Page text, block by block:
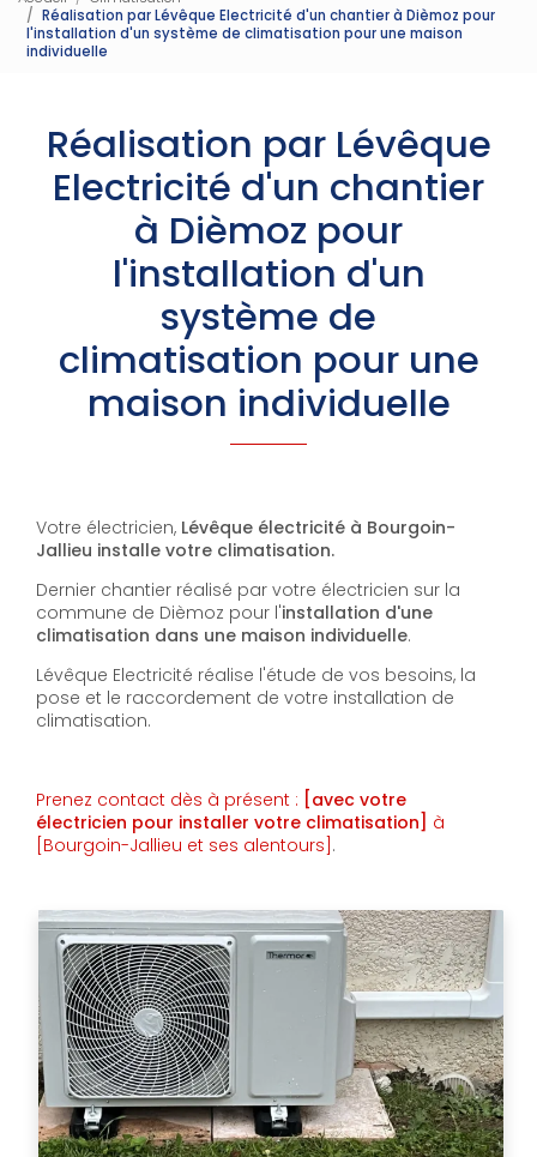
Réalisation par Lévêque Electricité d'un chantier à Dièmoz pour
l'installation d'un système de climatisation pour une maison
individuelle
Réalisation par Lévêque
Electricité d'un chantier
à Dièmoz pour
l'installation d'un
système de
climatisation pour une
maison individuelle
Votre électricien, Lévêque électricité à Bourgoin-
Jallieu installe votre climatisation.
Dernier chantier réalisé par votre électricien sur la
commune de Dièmoz pour l'installation d'une
climatisation dans une maison individuelle.
Lévêque Electricité réalise l'étude de vos besoins, la
pose et le raccordement de votre installation de
climatisation.
Prenez contact dès à présent : [avec votre
électricien pour installer votre climatisation] à
[Bourgoin-Jallieu et ses alentours] .